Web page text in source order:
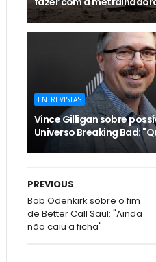
ENTREVISTAS
Vince Gilligan sobre
Universo Breaking Bad:
PREVIOUS
Bob Odenkirk sobre o fim
de Better Call Saul: "Ainda
não caiu a ficha"